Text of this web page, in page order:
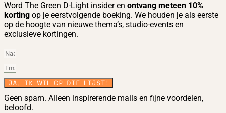
Word The Green D-Light insider en ontvang meteen 10%
korting op je eerstvolgende boeking. We houden je als eerste
op de hoogte van nieuwe thema’s, studio-events en
exclusieve kortingen.
JA, IK WIL OP DIE LIJST!
Geen spam. Alleen inspirerende mails en fijne voordelen,
beloofd.